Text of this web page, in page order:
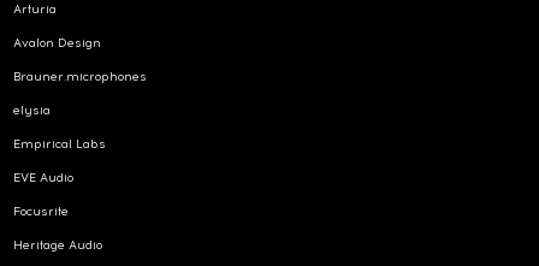
Arturia
Avalon Design
Brauner.microphones
elysia
Empirical Labs
EVE Audio
Focusrite
Heritage Audio